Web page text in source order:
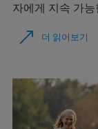
자에게 지속 가
더 읽어보기